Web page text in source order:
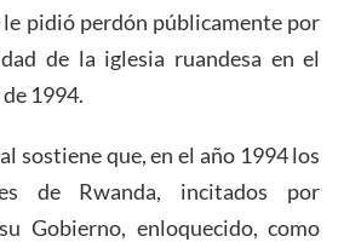
le pidió perdón públicamente por
de la iglesia ruandesa en el
1994.
sostiene que, en el año 1994 los
de Rwanda, incitados por
Gobierno, enloquecido, como